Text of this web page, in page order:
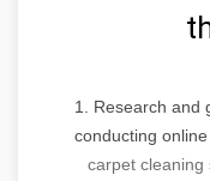
1. Research and
conducting
carpet cleaning